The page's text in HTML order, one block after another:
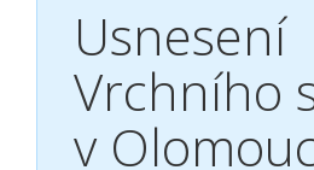
Usnesení
Vrchního
v